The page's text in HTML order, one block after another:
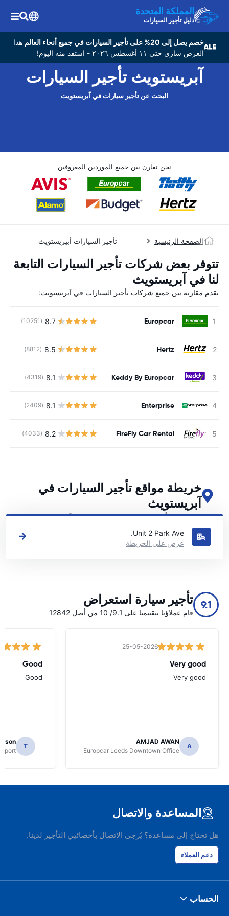
المملكة المتحدة
دليل تأجير السيارات
خصم يصل إلى 20% على تأجير السيارات في جميع أنحاء العالم
هذا
العرض ساري حتى ١١ أغسطس ٢٠٢٦ - استفد منه اليوم!
آبريستويث تأجير السيارات
البحث عن تأجير سيارات في آبريستويث
نحن نقارن بين جميع الموردين المعروفين
الصفحة الرئيسية تأجير السيارات أبيريستويث
تتوفر بعض شركات تأجير السيارات التابعة
لنا في آبريستويث
نقدم مقارنة بين جميع شركات تأجير السيارات في آبريستويث:
Europcar
8.7
(10251)
Hertz
8.5
(8812)
Keddy By Europcar
8.1
(4319)
Enterprise
8.1
(2409)
FireFly Car Rental
8.2
(4033)
خريطة مواقع تأجير السيارات في
آبريستويث
اطلع على مواقع تأجير السيارات الرئيسية لدينا في آبريستويث
Unit 2 Park Ave.
عرض على الخريطة
9.1 تأجير سيارة استعراض
قام عملاؤنا بتقييمنا على 9.1/ 10 من أصل 12842
25-05-2026
Very good
Very good
A
AMJAD AWAN
Europcar Leeds Downtown Office
Good
Good
T
المساعدة والاتصال
هل تحتاج إلى مساعدة؟ يُرجى الاتصال بأخصائيي التأجير لدينا.
دعم العملاء
الحساب